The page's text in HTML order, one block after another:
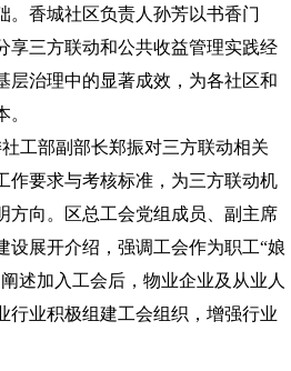
。香城社区负责人孙芳以书香门
享三方联动和公共收益管理实践经
层治理中的显著成效，为各社区和
工部副部长郑振对三方联动相关
作要求与考核标准，为三方联动机
方向。区总工会党组成员、副主席
设展开介绍，强调工会作为职工“娘
述加入工会后，物业企业及从业人
行业积极组建工会组织，增强行业